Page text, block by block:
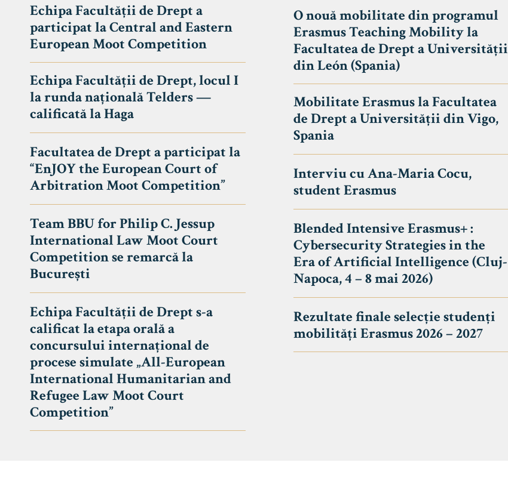
Echipa Facultății de Drept a
participat la Central and Eastern
European Moot Competition
Echipa Facultății de Drept, locul I
la runda națională Telders —
calificată la Haga
Facultatea de Drept a participat la
“EnJOY the European Court of
Arbitration Moot Competition”
Team BBU for Philip C. Jessup
International Law Moot Court
Competition se remarcă la
București
Echipa Facultății de Drept s-a
calificat la etapa orală a
concursului internațional de
procese simulate „All-European
International Humanitarian and
Refugee Law Moot Court
Competition”
O nouă mobilitate din programul
Erasmus Teaching Mobility la
Facultatea de Drept a Universității
din León (Spania)
Mobilitate Erasmus la Facultatea
de Drept a Universității din Vigo,
Spania
Interviu cu Ana-Maria Cocu,
student Erasmus
Blended Intensive Erasmus+ :
Cybersecurity Strategies in the
Era of Artificial Intelligence (Cluj-
Napoca, 4 – 8 mai 2026)
Rezultate finale selecție studenți
mobilități Erasmus 2026 – 2027